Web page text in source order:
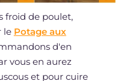
froid de poulet,
le Potage aux
d'en
vous en aurez
et pour cuire